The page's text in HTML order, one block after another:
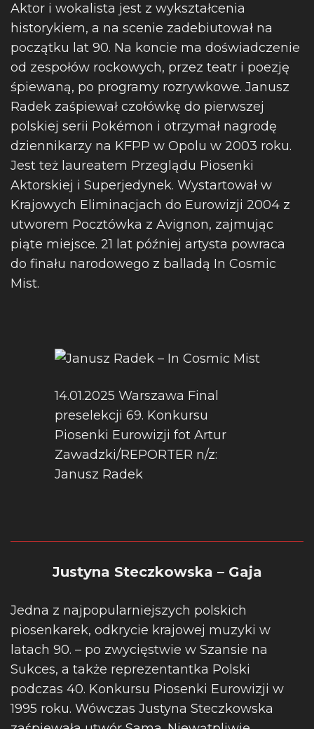
Aktor i wokalista jest z wykształcenia
historykiem, a na scenie zadebiutował na
początku lat 90. Na koncie ma doświadczenie
od zespołów rockowych, przez teatr i poezję
śpiewaną, po programy rozrywkowe. Janusz
Radek zaśpiewał czołówkę do pierwszej
polskiej serii Pokémon i otrzymał nagrodę
dziennikarzy na KFPP w Opolu w 2003 roku.
Jest też laureatem Przeglądu Piosenki
Aktorskiej i Superjedynek. Wystartował w
Krajowych Eliminacjach do Eurowizji 2004 z
utworem Pocztówka z Avignon, zajmując
piąte miejsce. 21 lat później artysta powraca
do finału narodowego z balladą In Cosmic
Mist.
14.01.2025 Warszawa Final
preselekcji 69. Konkursu
Piosenki Eurowizji fot Artur
Zawadzki/REPORTER n/z:
Janusz Radek
Justyna Steczkowska – Gaja
Jedna z najpopularniejszych polskich
piosenkarek, odkrycie krajowej muzyki w
latach 90. – po zwycięstwie w Szansie na
Sukces, a także reprezentantka Polski
podczas 40. Konkursu Piosenki Eurowizji w
1995 roku. Wówczas Justyna Steczkowska